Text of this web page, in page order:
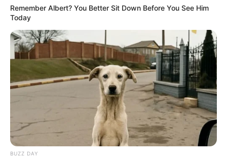
Remember Albert? You Better Sit Down Before You See Him
Today
BUZZ DAY